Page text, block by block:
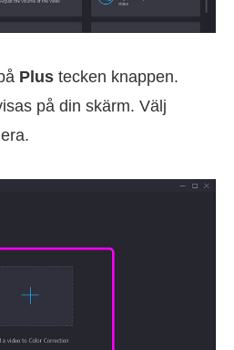
Plus tecken knappen.
på din skärm. Välj